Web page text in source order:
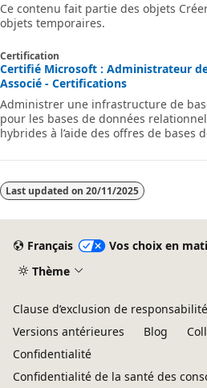
Ce contenu fait partie des objets
objets temporaires.
Certification
Certifié Microsoft : Administrateur
Associé - Certifications
Administrer une infrastructure de
pour les bases de données
hybrides à l’aide des offres de bases
Last updated on 20/11/2025
Français
Vos choix en
Thème
Clause d’exclusion de
Versions antérieures
Blog
Confidentialité
Confidentialité de la santé des